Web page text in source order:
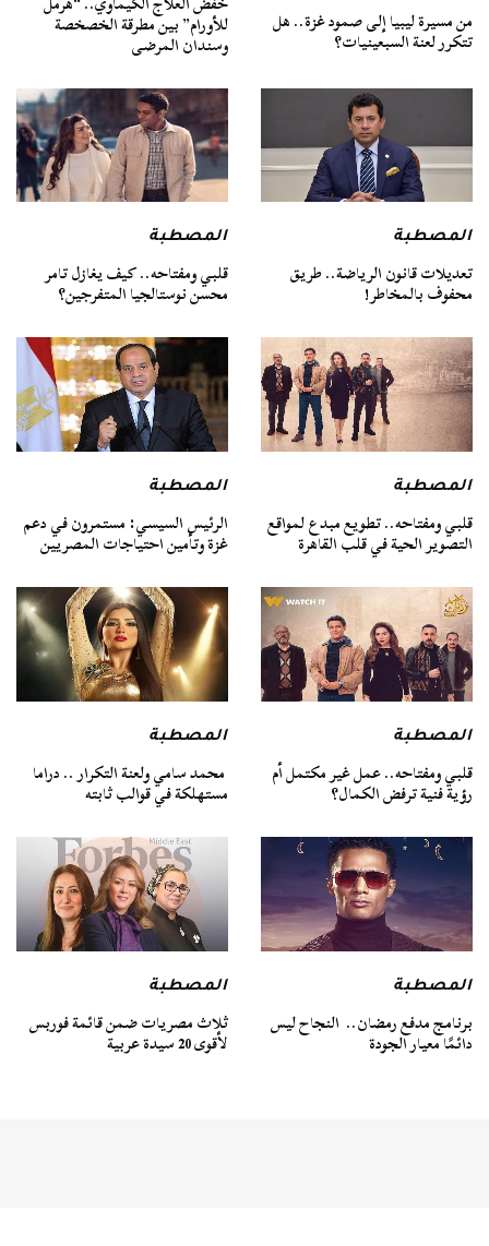
من مسيرة ليبيا إلى صمود غزة.. هل
تتكرر لعنة السبعينيات؟
للأورام” بين مطرقة الخصخصة
وسندان المرضى
المصطبة
تعديلات قانون الرياضة.. طريق
محفوف بالمخاطر!
المصطبة
قلبي ومفتاحه.. كيف يغازل تامر
محسن نوستالجيا المتفرجين؟
المصطبة
قلبي ومفتاحه.. تطويع مبدع لمواقع
التصوير الحية في قلب القاهرة
المصطبة
الرئيس السيسي: مستمرون في دعم
غزة وتأمين احتياجات المصريين
المصطبة
قلبي ومفتاحه.. عمل غير مكتمل أم
رؤية فنية ترفض الكمال؟
المصطبة
محمد سامي ولعنة التكرار .. دراما
مستهلكة في قوالب ثابته
المصطبة
برنامج مدفع رمضان.. النجاح ليس
دائمًا معيار الجودة
المصطبة
ثلاث مصريات ضمن قائمة فوربس
لأقوى 20 سيدة عربية